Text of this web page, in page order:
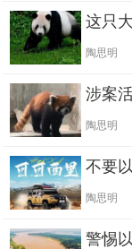
这只
陶思明
陶思明
不要
陶思明
警惕